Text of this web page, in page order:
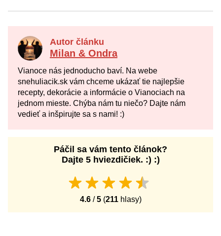
Autor článku
Milan & Ondra
Vianoce nás jednoducho baví. Na webe
snehuliacik.sk vám chceme ukázať tie najlepšie
recepty, dekorácie a informácie o Vianociach na
jednom mieste. Chýba nám tu niečo? Dajte nám
vedieť a inšpirujte sa s nami! :)
Páčil sa vám tento článok?
Dajte 5 hviezdičiek. :) :)
4.6/5(211hlasy)